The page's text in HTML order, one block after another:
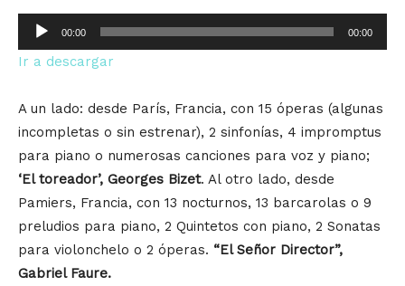
Reproductor
de
audio
00:00 00:00
Ir a descargar
A un lado: desde París, Francia, con 15 óperas (algunas
incompletas o sin estrenar), 2 sinfonías, 4 impromptus
para piano o numerosas canciones para voz y piano;
‘El toreador’, Georges Bizet. Al otro lado, desde
Pamiers, Francia, con 13 nocturnos, 13 barcarolas o 9
preludios para piano, 2 Quintetos con piano, 2 Sonatas
para violonchelo o 2 óperas. “El Señor Director”,
Gabriel Faure.